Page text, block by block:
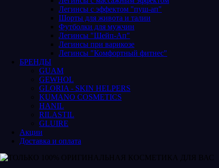
Легинсы с эффектом "пуш-ап"
Шорты для живота и талии
Футболки для мужчин
Легинсы "Шейп-Ап"
Легинсы при варикозе
Легинсы "Комфортный фитнес"
БРЕНДЫ
GUAM
GEWHOL
GLORIA - SKIN HELPERS
KUMANO COSMETICS
HANIL
RILASTIL
GLUIRE
Акции
Доставка и оплата